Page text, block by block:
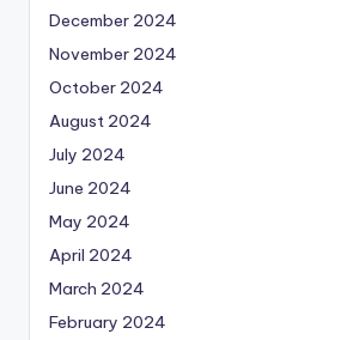
December 2024
November 2024
October 2024
August 2024
July 2024
June 2024
May 2024
April 2024
March 2024
February 2024